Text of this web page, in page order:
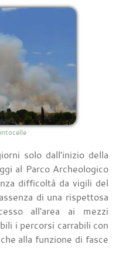
solo dall'inizio della
al Parco Archeologico
difficoltà da vigili del
di una rispettosa
all'area ai mezzi
i percorsi carrabili con
alla funzione di fasce